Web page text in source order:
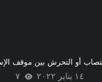
الاغتصاب أو التحرش بين موقف
١٤ يناير ٢٠٢٢ ٧